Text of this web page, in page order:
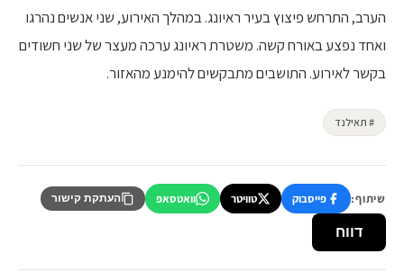
הערב, התרחש פיצוץ בעיר ראיונג. במהלך האירוע, שני אנשים נהרגו
ואחד נפצע באורח קשה. משטרת ראיונג ערכה מעצר של שני חשודים
בקשר לאירוע. התושבים מתבקשים להימנע מהאזור.
# תאילנד
שיתוף: פייסבוק טוויטר וואטסאפ העתקת קישור
דווח